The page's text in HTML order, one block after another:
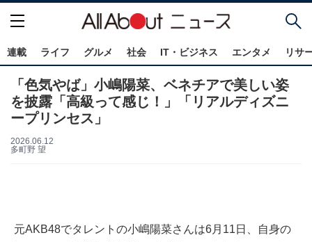
連載 ライフ グルメ 社会 IT・ビジネス エンタメ リサ
「色気やば」小嶋陽菜、ベネチアで美しい姿
を披露「高級って感じ！」「リアルディズニ
ープリンセス」
2026.06.12
多町野 望
元AKB48でタレントの小嶋陽菜さんは6月11日、自身の